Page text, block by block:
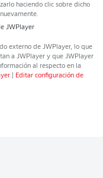
haciendo clic sobre dicho
JWPlayer
externo de JWPlayer, lo que
a JWPlayery que JWPlayer
al respecto en la
Editar configuración de